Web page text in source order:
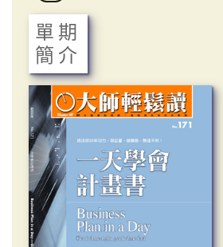
單期
簡介